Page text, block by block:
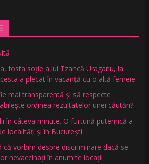
fosta soție a lui Tzancă Uraganu, la
a plecat în vacanță cu o altă femeie
mai transparentă și să respecte
ordinea rezultatelor unei căutări?
în câteva minute. O furtună puternică a
localități și în București
că vorbim despre discriminare dacă se
nevaccinați în anumite locații